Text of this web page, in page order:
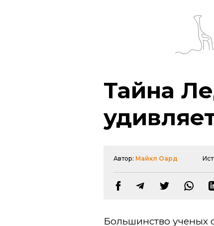
Тайна
Автор: Майкл Оард
Большинство ученых